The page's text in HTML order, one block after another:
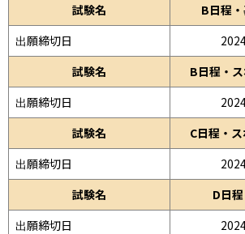
試験名
B日程
出願締切日
試験名
B日程・
出願締切日
試験名
C日程・
出願締切日
試験名
D日
出願締切日